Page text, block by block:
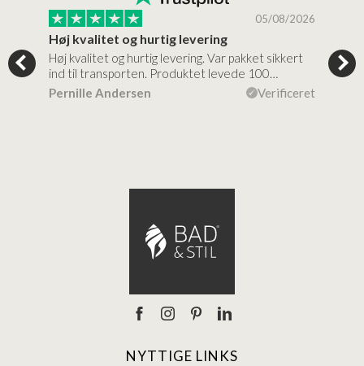
05/08/2026
Høj kvalitet og hurtig levering
Høj kvalitet og hurtig levering. Var pakket sikkert
ind til transporten. Produktet levede 100…
Pernille Andersen
Verificeret
NYTTIGE LINKS